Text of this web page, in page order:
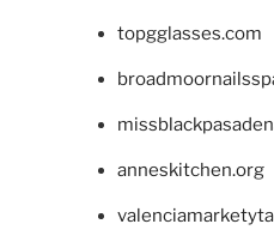
topgglasses.com
anneskitchen.org